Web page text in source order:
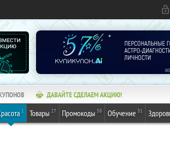
ДАВАЙТЕ СДЕЛАЕМ АКЦИЮ!
1 Товары 27 Промокоды 50 Обучение 31